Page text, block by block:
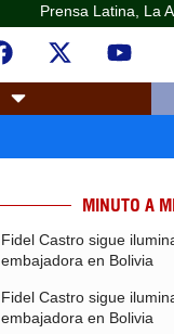
Prensa Latina, La
MINUTO A
Fidel Castro sigue
embajadora en Bolivia
Fidel Castro sigue
embajadora en Bolivia